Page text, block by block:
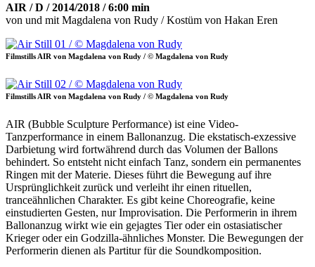
AIR / D / 2014/2018 / 6:00 min
von und mit Magdalena von Rudy / Kostüm von Hakan Eren
Filmstills AIR von Magdalena von Rudy / © Magdalena von Rudy
Filmstills AIR von Magdalena von Rudy / © Magdalena von Rudy
AIR (Bubble Sculpture Performance) ist eine Video-
Tanzperformance in einem Ballonanzug. Die ekstatisch-exzessive
Darbietung wird fortwährend durch das Volumen der Ballons
behindert. So entsteht nicht einfach Tanz, sondern ein permanentes
Ringen mit der Materie. Dieses führt die Bewegung auf ihre
Ursprünglichkeit zurück und verleiht ihr einen rituellen,
tranceähnlichen Charakter. Es gibt keine Choreografie, keine
einstudierten Gesten, nur Improvisation. Die Performerin in ihrem
Ballonanzug wirkt wie ein gejagtes Tier oder ein ostasiatischer
Krieger oder ein Godzilla-ähnliches Monster. Die Bewegungen der
Performerin dienen als Partitur für die Soundkomposition.